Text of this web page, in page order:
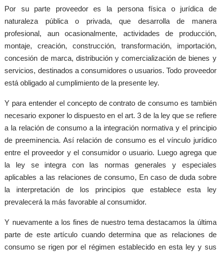
Por su parte proveedor es la persona física o jurídica de
naturaleza pública o privada, que desarrolla de manera
profesional, aun ocasionalmente, actividades de producción,
montaje, creación, construcción, transformación, importación,
concesión de marca, distribución y comercialización de bienes y
servicios, destinados a consumidores o usuarios. Todo proveedor
está obligado al cumplimiento de la presente ley.
Y para entender el concepto de contrato de consumo es también
necesario exponer lo dispuesto en el art. 3 de la ley que se refiere
a la relación de consumo a la integración normativa y el principio
de preeminencia. Así relación de consumo es el vínculo jurídico
entre el proveedor y el consumidor o usuario. Luego agrega que
la ley se integra con las normas generales y especiales
aplicables a las relaciones de consumo, En caso de duda sobre
la interpretación de los principios que establece esta ley
prevalecerá la más favorable al consumidor.
Y nuevamente a los fines de nuestro tema destacamos la última
parte de este artículo cuando determina que as relaciones de
consumo se rigen por el régimen establecido en esta ley y sus